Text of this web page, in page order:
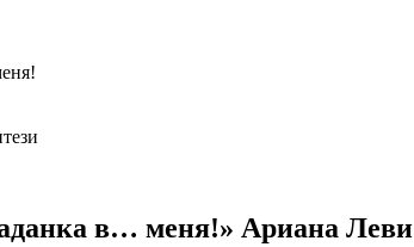
в… меня!» Ариана Леви